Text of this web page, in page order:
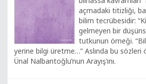
açmadaki titizliği,
bilim tecrübesidir:
gelmeyen bir
tutkunun örneği.
yerine bilgi üretme…” Aslında bu sözleri
Ünal Nalbantoğlu’nun Arayış’ını.